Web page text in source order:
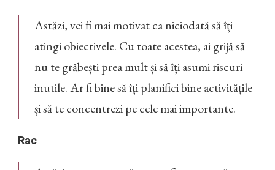
Astăzi, vei fi mai motivat ca niciodată să îți
atingi obiectivele. Cu toate acestea, ai grijă să
nu te grăbești prea mult și să îți asumi riscuri
inutile. Ar fi bine să îți planifici bine activitățile
și să te concentrezi pe cele mai importante.
Rac